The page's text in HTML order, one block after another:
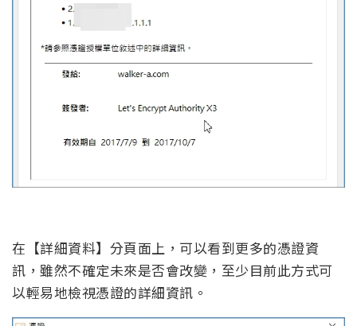
在【詳細資料】分頁面上，可以看到更多的憑證資
訊，雖然不確定未來是否會改變，至少目前此方式可
以輕易地檢視憑證的詳細資訊。